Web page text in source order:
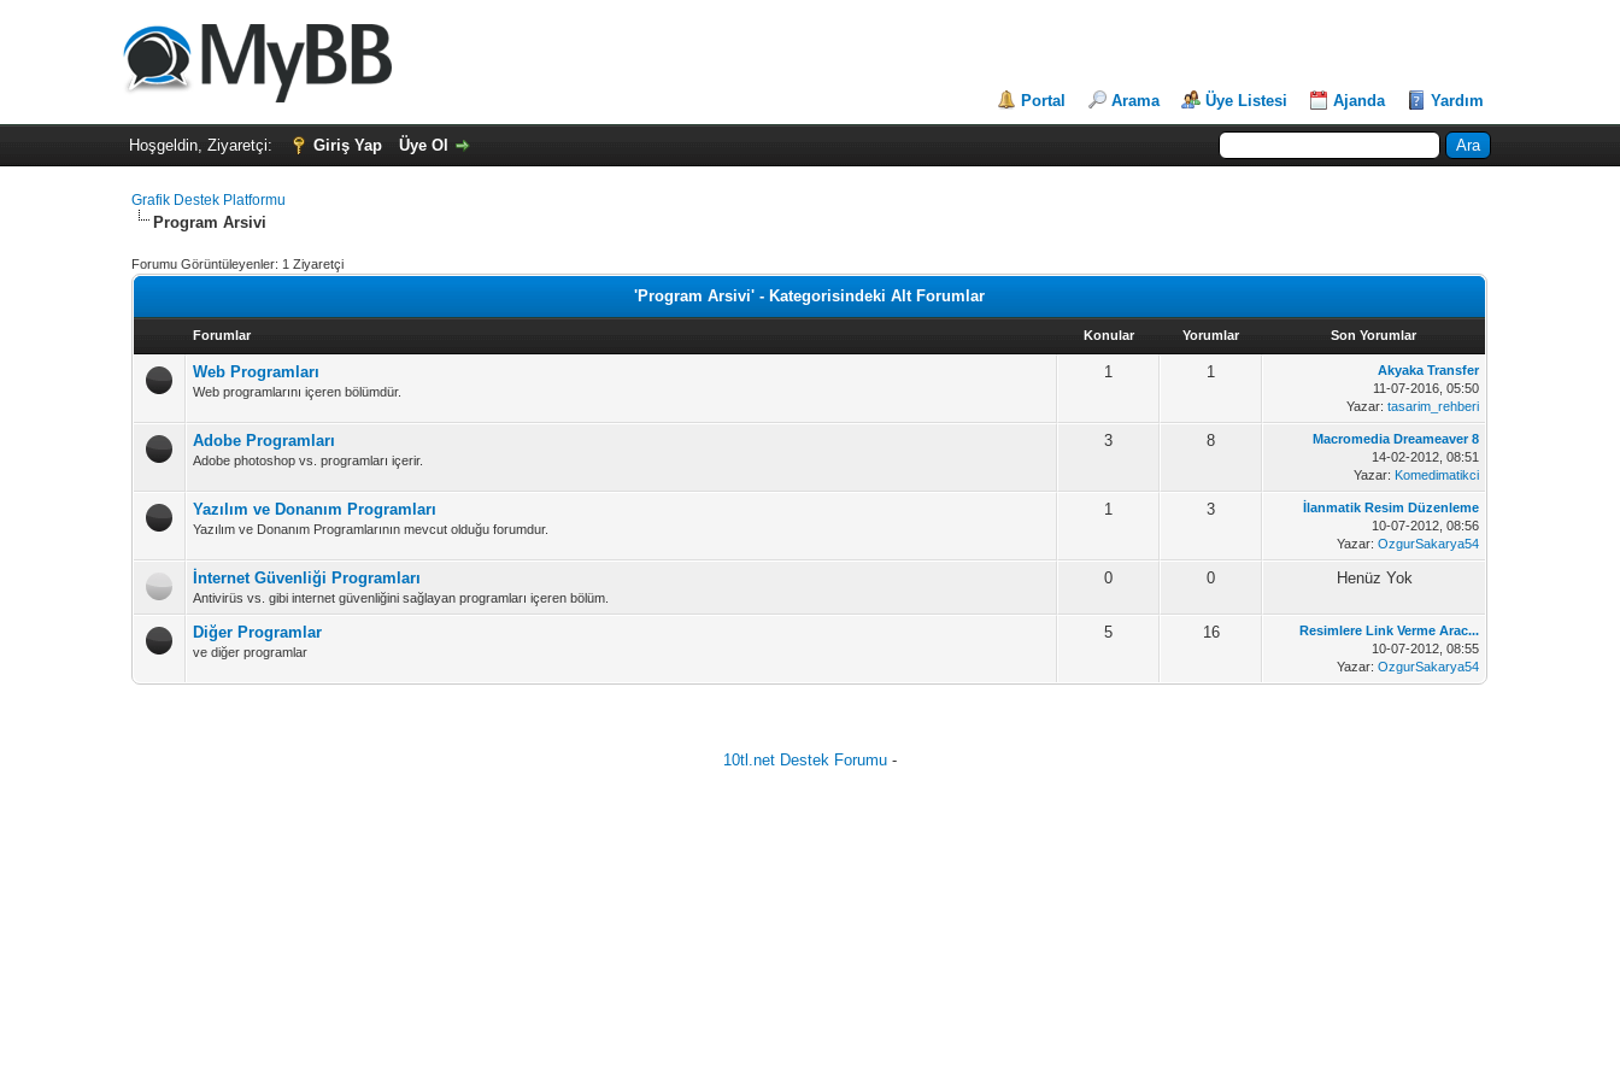
Portal Arama Üye Listesi Ajanda Yardım
Hoşgeldin, Ziyaretçi: Giriş Yap Üye Ol
Grafik Destek Platformu
Program Arsivi
Forumu Görüntüleyenler: 1 Ziyaretçi
'Program Arsivi' - Kategorisindeki Alt Forumlar
Forumlar Konular Yorumlar Son Yorumlar
Web Programları
Web programlarını içeren bölümdür.
1 1
Akyaka Transfer
11-07-2016, 05:50
Yazar:tasarim_rehberi
Adobe Programları
Adobe photoshop vs. programları içerir.
3 8
Macromedia Dreameaver 8
14-02-2012, 08:51
Yazar: Komedimatikci
Yazılım ve Donanım Programları
Yazılım ve Donanım Programlarının mevcut olduğu forumdur.
1 3
İlanmatik Resim Düzenleme
10-07-2012, 08:56
Yazar:OzgurSakarya54
İnternet Güvenliği Programları
Antivirüs vs. gibi internet güvenliğini sağlayan programları içeren bölüm.
0 0 Henüz Yok
Diğer Programlar
ve diğer programlar
5 16
Resimlere Link Verme Arac...
10-07-2012, 08:55
Yazar:OzgurSakarya54
10tl.net Destek Forumu-